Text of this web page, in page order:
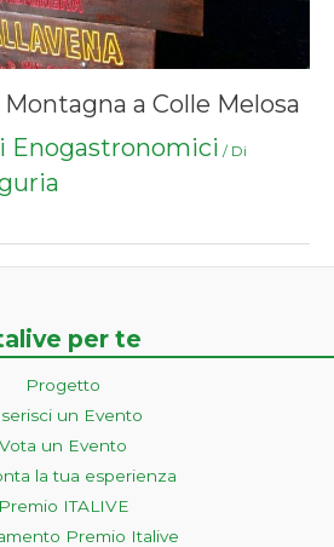
a Colle Melosa
Enogastronomici / Di
per te
Progetto
un Evento
Vota un Evento
la tua esperienza
Premio ITALIVE
Premio Italive